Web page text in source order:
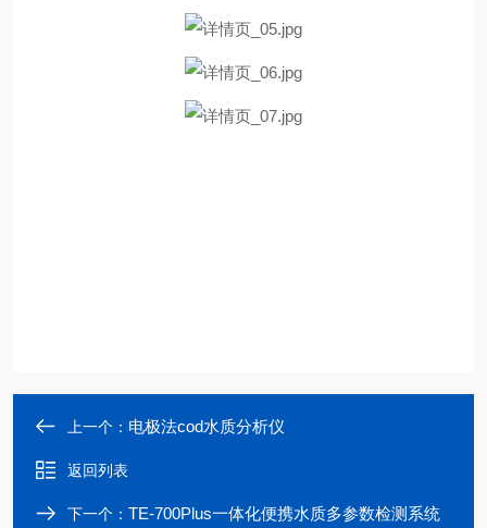
上一个： 电极法cod水质分析仪
返回列表
下一个： TE-700Plus一体化便携水质多参数检测系统